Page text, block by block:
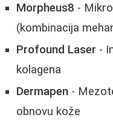
Morpheus8 -
(kombinacija
Profound Laser -
kolagena
Dermapen -
obnovu kože